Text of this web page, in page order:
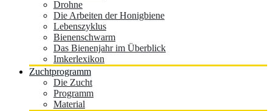
Drohne
Die Arbeiten der Honigbiene
Lebenszyklus
Bienenschwarm
Das Bienenjahr im Überblick
Imkerlexikon
Zuchtprogramm
Die Zucht
Programm
Material